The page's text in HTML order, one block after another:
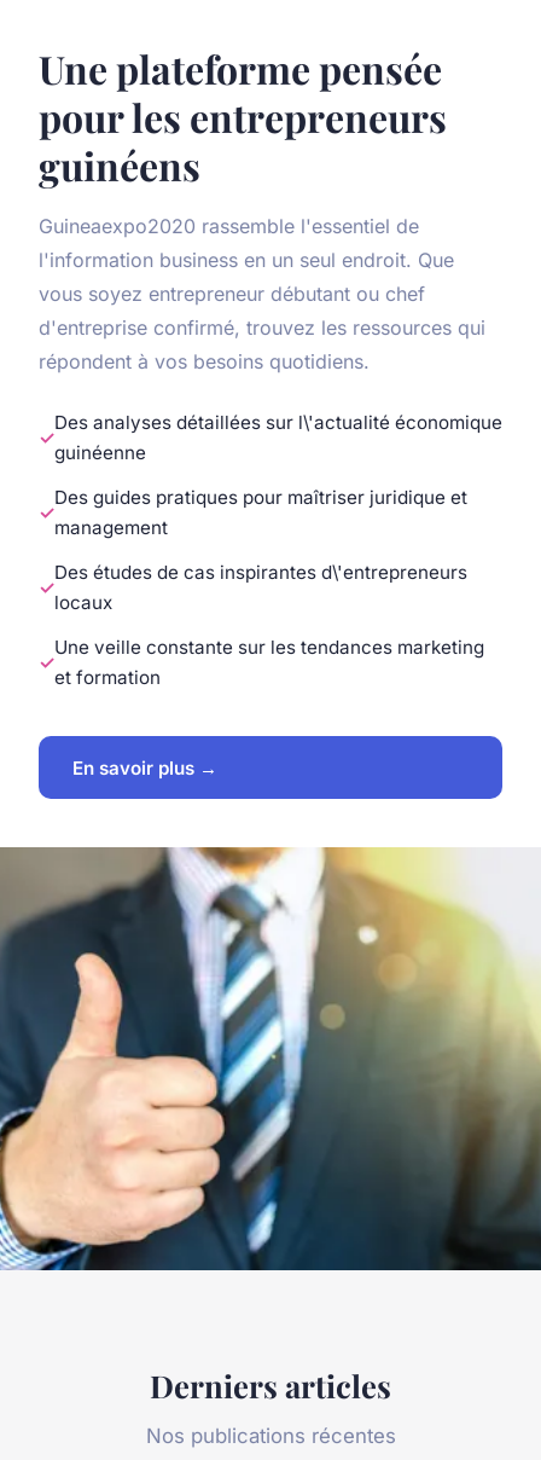
Une plateforme pensée
pour les entrepreneurs
guinéens
Guineaexpo2020 rassemble l'essentiel de
l'information business en un seul endroit. Que
vous soyez entrepreneur débutant ou chef
d'entreprise confirmé, trouvez les ressources qui
répondent à vos besoins quotidiens.
Des analyses détaillées sur l\'actualité économique
guinéenne
Des guides pratiques pour maîtriser juridique et
management
Des études de cas inspirantes d\'entrepreneurs
locaux
Une veille constante sur les tendances marketing
et formation
En savoir plus →
Derniers articles
Nos publications récentes